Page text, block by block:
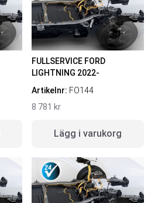
Artikelnr:RA0365
651kr
Välj alternativ
FULLSERVICE FORD
LIGHTNING 2022-
Artikelnr: FO144
8 781 kr
Lägg i varukorg